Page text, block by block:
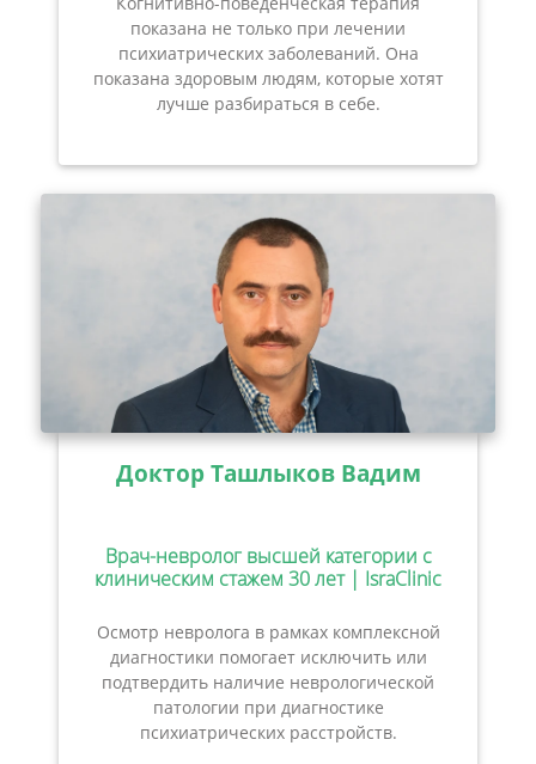
показана не только при лечении
психиатрических заболеваний. Она
показана здоровым людям, которые хотят
лучше разбираться в себе.
Доктор Ташлыков Вадим
Врач-невролог высшей категории с
клиническим стажем 30 лет | IsraClinic
Осмотр невролога в рамках комплексной
диагностики помогает исключить или
подтвердить наличие неврологической
патологии при диагностике
психиатрических расстройств.